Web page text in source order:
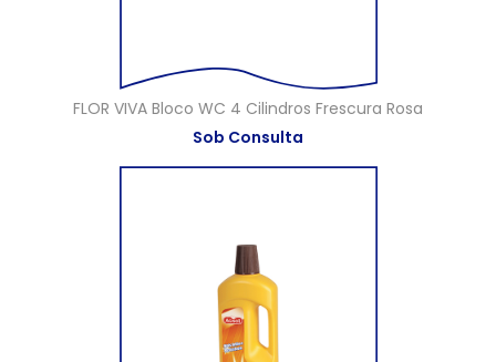
FLOR VIVA Bloco WC 4 Cilindros Frescura Rosa
Sob Consulta